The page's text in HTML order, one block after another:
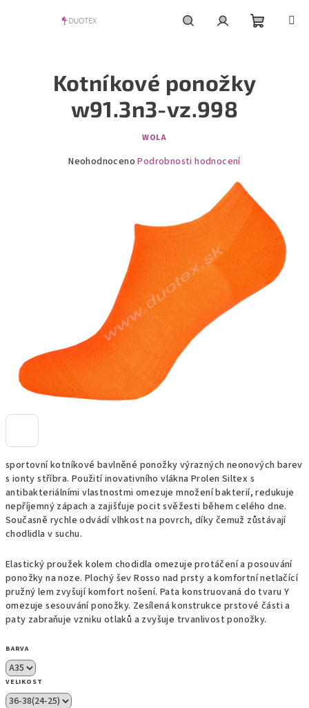
sportovní kotníkové bavlněné ponožky výrazných neonových barev
s ionty stříbra. Použití inovativního vlákna Prolen Siltex s
antibakteriálními vlastnostmi omezuje množení bakterií, redukuje
nepříjemný zápach a zajišťuje pocit svěžesti během celého dne.
Současně rychle odvádí vlhkost na povrch, díky čemuž zůstávají
chodlidla v suchu.
Elastický proužek kolem chodidla omezuje protáčení a posouvání
ponožky na noze. Plochý šev Rosso nad prsty a komfortní netlačící
pružný lem zvyšují komfort nošení. Pata konstruovaná do tvaru Y
omezuje sesouvání ponožky. Zesílená konstrukce prstové části a
paty zabraňuje vzniku otlaků a zvyšuje trvanlivost ponožky.
BARVA
VELIKOST
Kotníkové ponožky
w91.3n3-vz.998
WOLA
Průměrné
Neohodnoceno Podrobnosti hodnocení